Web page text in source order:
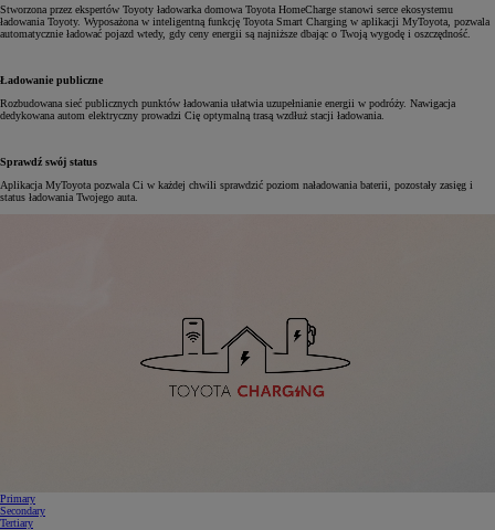
Stworzona przez ekspertów Toyoty ładowarka domowa Toyota HomeCharge stanowi serce ekosystemu
ładowania Toyoty. Wyposażona w inteligentną funkcję Toyota Smart Charging w aplikacji MyToyota, pozwala
automatycznie ładować pojazd wtedy, gdy ceny energii są najniższe dbając o Twoją wygodę i oszczędność.
Ładowanie publiczne
Rozbudowana sieć publicznych punktów ładowania ułatwia uzupełnianie energii w podróży. Nawigacja
dedykowana autom elektryczny prowadzi Cię optymalną trasą wzdłuż stacji ładowania.
Sprawdź swój status
Aplikacja MyToyota pozwala Ci w każdej chwili sprawdzić poziom naładowania baterii, pozostały zasięg i
status ładowania Twojego auta.
Primary
Secondary
Tertiary